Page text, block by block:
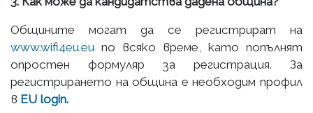
Общините могат да се регистрират на
www.wifi4eu.eu по всяко време, като попълнят
опростен формуляр за регистрация. За
регистрирането на община е необходим профил
в EU login.